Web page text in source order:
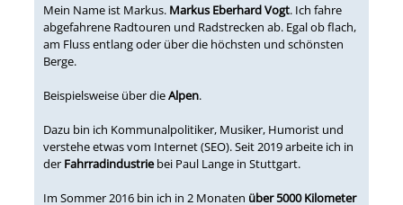
Mein Name ist Markus. Markus Eberhard Vogt. Ich fahre
abgefahrene Radtouren und Radstrecken ab. Egal ob flach,
am Fluss entlang oder über die höchsten und schönsten
Berge.
Beispielsweise über dieAlpen.
Dazu bin ich Kommunalpolitiker, Musiker, Humorist und
verstehe etwas vom Internet (SEO). Seit 2019 arbeite ich in
der Fahrradindustriebei Paul Lange in Stuttgart.
Im Sommer 2016 bin ich in 2 Monaten über 5000 Kilometer